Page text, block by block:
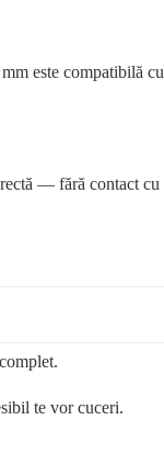
este compatibilă cu
— fără contact cu
te vor cuceri.